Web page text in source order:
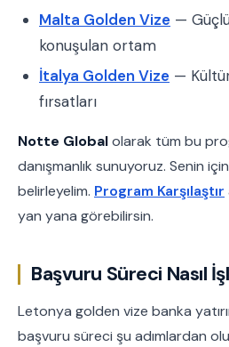
Malta Golden Vize —
konuşulan ortam
İtalya Golden Vize —
fırsatları
Notte Globalolarak tüm bu
danışmanlık sunuyoruz. Senin
belirleyelim. Program Karşılaştır
yan yana görebilirsin.
Başvuru Süreci Nasıl
Letonya golden vize banka
başvuru süreci şu adımlardan